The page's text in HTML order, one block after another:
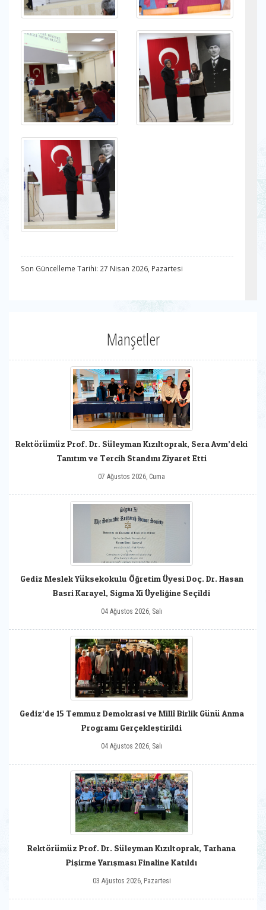
Son Güncelleme Tarihi: 27 Nisan 2026, Pazartesi
Manşetler
Rektörümüz Prof. Dr. Süleyman Kızıltoprak, Sera Avm’deki
Tanıtım ve Tercih Standını Ziyaret Etti
07 Ağustos 2026, Cuma
Gediz Meslek Yüksekokulu Öğretim Üyesi Doç. Dr. Hasan
Basri Karayel, Sigma Xi Üyeliğine Seçildi
04 Ağustos 2026, Salı
Gediz‘de 15 Temmuz Demokrasi ve Millî Birlik Günü Anma
Programı Gerçekleştirildi
04 Ağustos 2026, Salı
Rektörümüz Prof. Dr. Süleyman Kızıltoprak, Tarhana
Pişirme Yarışması Finaline Katıldı
03 Ağustos 2026, Pazartesi